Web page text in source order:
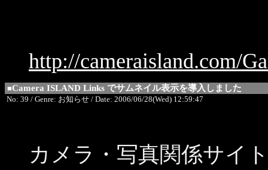
http://cameraisland.com/
■Camera ISLAND Links でサムネイル表示を導入しました
No: 39 / Genre: お知らせ / Date: 2006/06/28(Wed) 12:59:47
カメラ・写真関係サイ